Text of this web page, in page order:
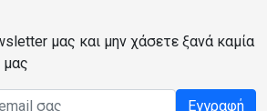
μας και μην χάσετε ξανά καμία
Εγγραφή